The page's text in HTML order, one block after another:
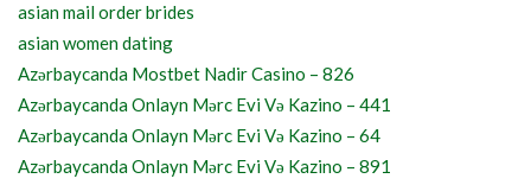
asian mail order brides
asian women dating
Azərbaycanda Mostbet Nadir Casino – 826
Azərbaycanda Onlayn Mərc Evi Və Kazino – 441
Azərbaycanda Onlayn Mərc Evi Və Kazino – 64
Azərbaycanda Onlayn Mərc Evi Və Kazino – 891